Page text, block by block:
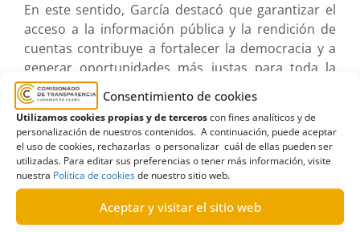
Consentimiento de cookies
Utilizamos cookies propias y de terceroscon fines analíticos y de
personalización de nuestros contenidos. A continuación, puede aceptar
el uso de cookies, rechazarlas o personalizar cuál de ellas pueden ser
utilizadas. Para editar sus preferencias o tener más información, visite
nuestra Política de cookiesde nuestro sitio web.
Aceptar y visitar el sitio web
En este sentido, García destacó que garantizar el
acceso a la información pública y la rendición de
cuentas contribuye a fortalecer la democracia y a
generar oportunidades más justas para toda la
ciudadanía. “Cuando las instituciones son
transparentes y responsables ante la sociedad,
también se abren más espacios para la
participación y el liderazgo de las mujeres”, afirmó.
Desde el Comisionado de Transparencia se
reafirma así el compromiso con la igualdad real y
efectiva entre mujeres y hombres, como parte de